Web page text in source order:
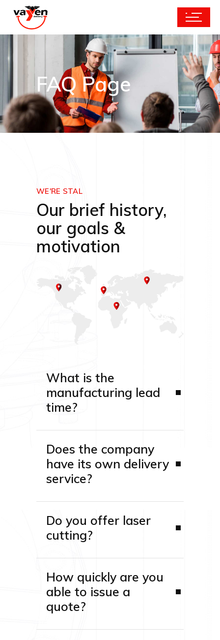
FAQ Page
WE'RE STAL
Our brief history,
our goals &
motivation
What is the
manufacturing lead
time?
Does the company
have its own delivery
service?
Do you offer laser
cutting?
How quickly are you
able to issue a
quote?